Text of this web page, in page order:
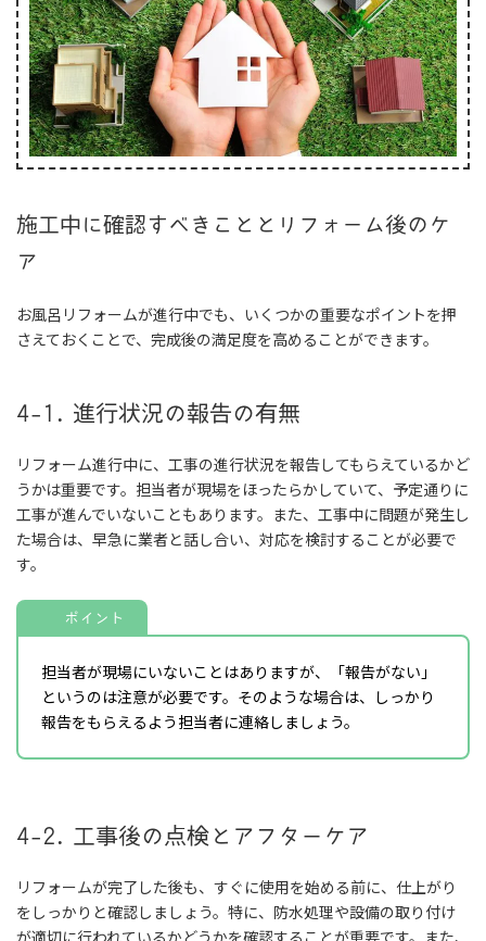
施工中に確認すべきこととリフォーム後のケ
ア
お風呂リフォームが進行中でも、いくつかの重要なポイントを押
さえておくことで、完成後の満足度を高めることができます。
4-1. 進行状況の報告の有無
リフォーム進行中に、工事の進行状況を報告してもらえているかど
うかは重要です。担当者が現場をほったらかしていて、予定通りに
工事が進んでいないこともあります。また、工事中に問題が発生し
た場合は、早急に業者と話し合い、対応を検討することが必要で
す。
ポイント
担当者が現場にいないことはありますが、「報告がない」
というのは注意が必要です。そのような場合は、しっかり
報告をもらえるよう担当者に連絡しましょう。
4-2. 工事後の点検とアフターケア
リフォームが完了した後も、すぐに使用を始める前に、仕上がり
をしっかりと確認しましょう。特に、防水処理や設備の取り付け
が適切に行われているかどうかを確認することが重要です。また、